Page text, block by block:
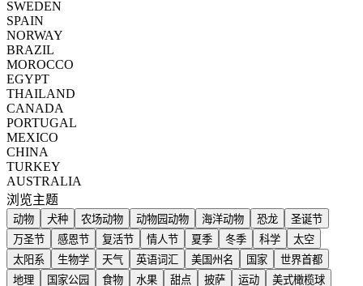
SWEDEN
SPAIN
NORWAY
BRAZIL
MOROCCO
EGYPT
THAILAND
CANADA
PORTUGAL
MEXICO
CHINA
TURKEY
AUSTRALIA
浏览主题
动物 犬种 农场动物 动物园动物 海洋动物 恐龙
圣诞节
万圣节
感恩节 复活节 情人节 夏季 冬季 科学
太空
太阳系
生物学 天气 英语词汇 美国州名 国家
世界首都
地理
国家公园 食物 水果 甜点 披萨 运动 美式橄榄球